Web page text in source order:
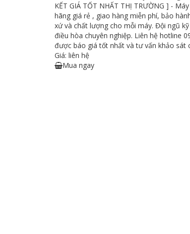
KẾT GIÁ TỐT NHẤT THỊ TRƯỜNG ] -
hãng giá rẻ , giao hàng miễn phí, bảo
xứ và chất lượng cho mỗi máy. Đội ngũ
điều hòa chuyên nghiệp. Liên hệ hotline
được báo giá tốt nhất và tư vấn khảo sát
Giá: liên hệ
Mua ngay